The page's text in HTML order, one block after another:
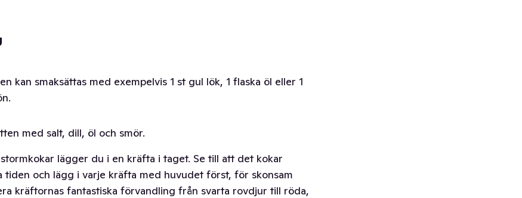
kan smaksättas med exempelvis 1 st gul lök, 1 flaska öl eller 1
med salt, dill, öl och smör.
lägger du i en kräfta i taget. Se till att det kokar
tiden och lägg i varje kräfta med huvudet först, för skonsam
kräftornas fantastiska förvandling från svarta rovdjur till röda,